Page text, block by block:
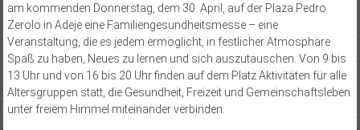
am kommenden Donnerstag, dem 30. April, auf der Plaza Pedro
Zerolo in Adeje eine Familiengesundheitsmesse – eine
Veranstaltung, die es jedem ermöglicht, in festlicher Atmosphäre
Spaß zu haben, Neues zu lernen und sich auszutauschen. Von 9 bis
13 Uhr und von 16 bis 20 Uhr finden auf dem Platz Aktivitäten für alle
Altersgruppen statt, die Gesundheit, Freizeit und Gemeinschaftsleben
unter freiem Himmel miteinander verbinden.